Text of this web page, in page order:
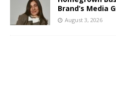
Brand’s Media
August 3, 2026